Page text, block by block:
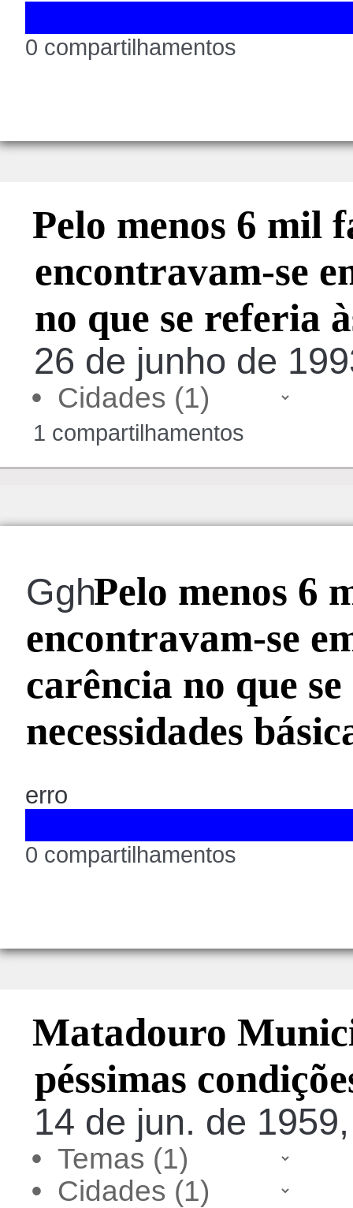
0 compartilhamentos
Pelo menos 6 mil
encontravam-se
no que se referia
26 de junho de
•
1 compartilhamentos
GghPelo menos 6
encontravam-se
carência no que
necessidades
erro
0 compartilhamentos
Matadouro
péssimas
14 de jun. de
•
•